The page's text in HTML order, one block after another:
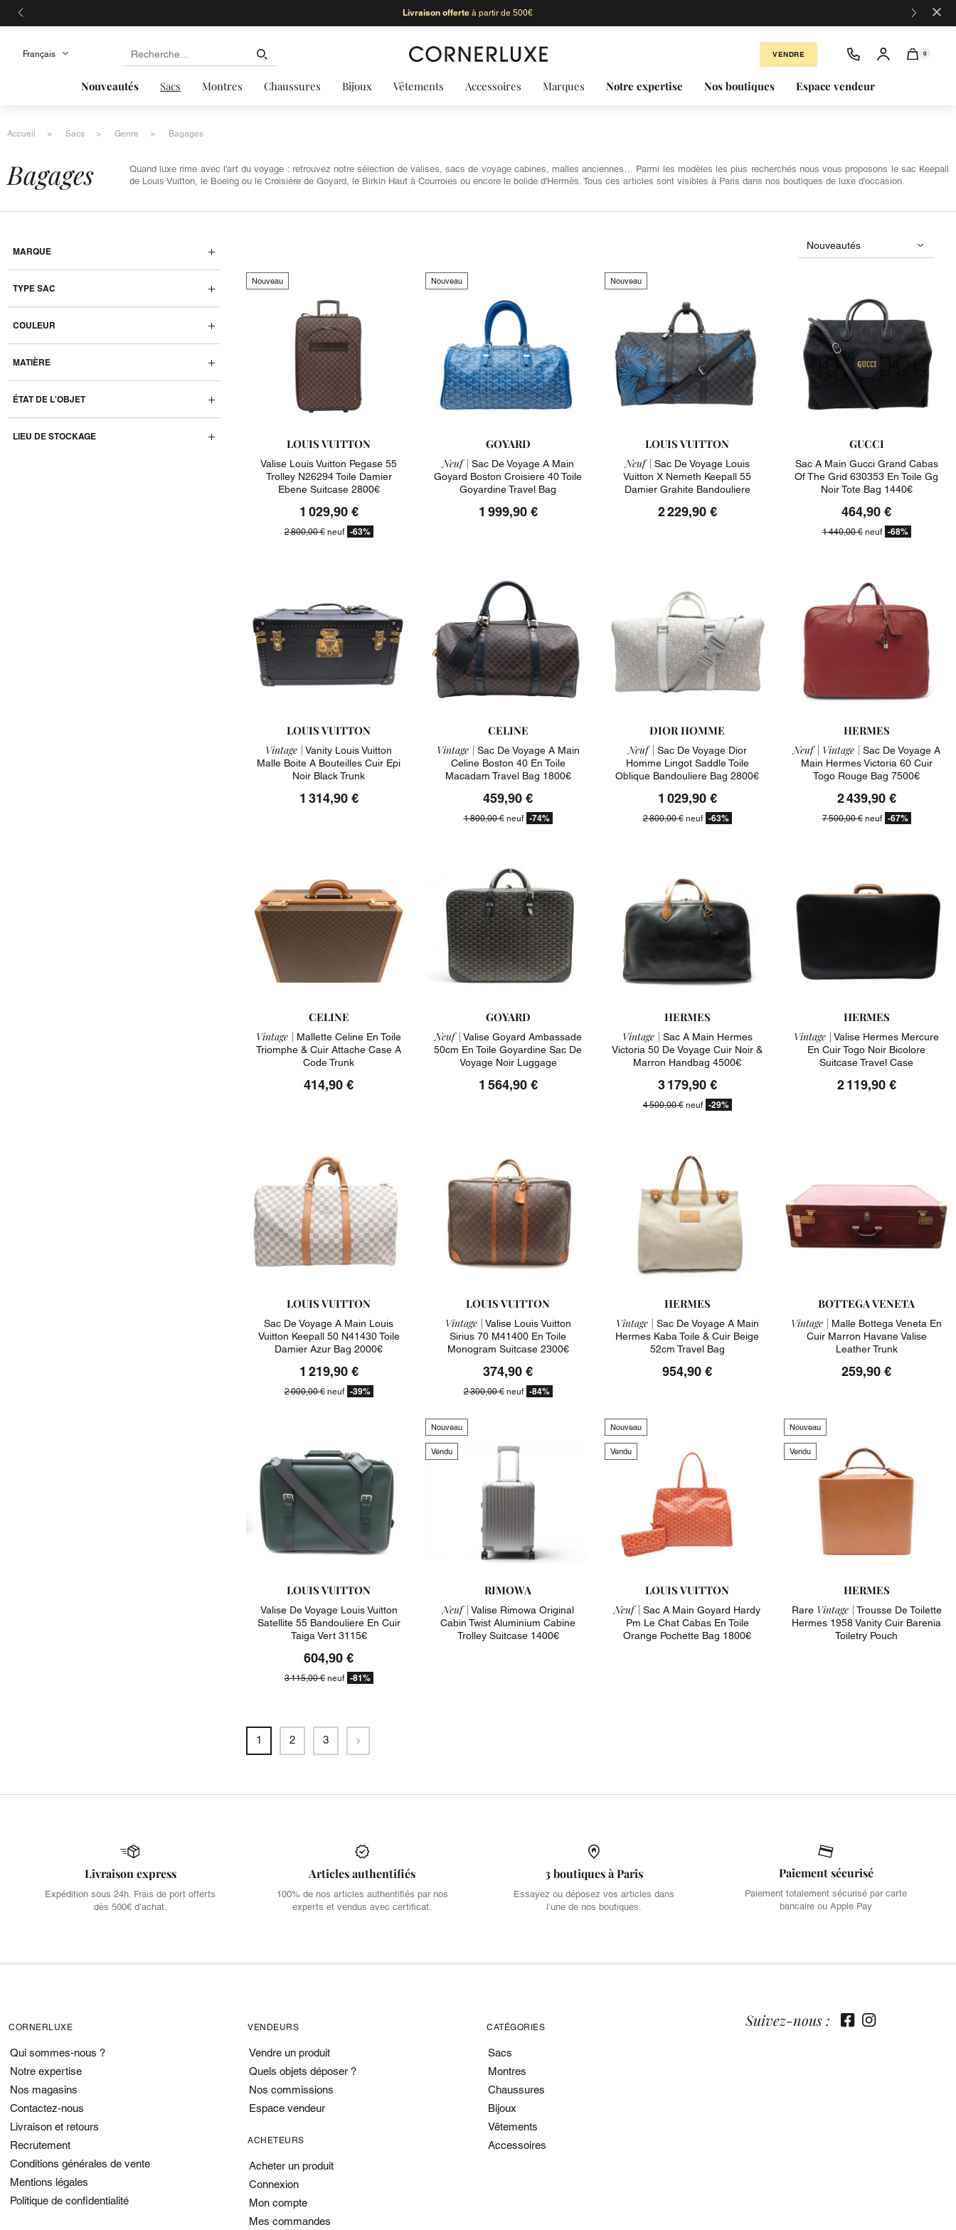
Livraison offerteà partir de 500€ ×
VENDRE 0
Nouveautés Sacs Montres Chaussures Bijoux Vêtements Accessoires Marques Notre expertise Nos boutiques Espace vendeur
Accueil Sacs Genre Bagages
bagages
Quand luxe rime avec l'art du voyage : retrouvez notre sélection de valises, sacs de voyage cabines, malles anciennes… Parmi les modèles les plus recherchés nous vous proposons le sac Keepall
de Louis Vuitton, le Boeing ou le Croisière de Goyard, le Birkin Haut à Courroies ou encore le bolide d'Hermès. Tous ces articles sont visibles à Paris dans nos boutiques de luxe d'occasion.
MARQUE
TYPE SAC
COULEUR
MATIÈRE
ÉTAT DE L'OBJET
LIEU DE STOCKAGE
Nouveau
LOUIS VUITTON
Valise Louis Vuitton Pegase 55
Trolley N26294 Toile Damier
Ebene Suitcase 2800€
1 029,90 €
2 800,00 €neuf -63%
Nouveau
GOYARD
Neuf | Sac De Voyage A Main
Goyard Boston Croisiere 40 Toile
Goyardine Travel Bag
1 999,90 €
Nouveau
LOUIS VUITTON
Neuf | Sac De Voyage Louis
Vuitton X Nemeth Keepall 55
Damier Grahite Bandouliere
2 229,90 €
GUCCI
Sac A Main Gucci Grand Cabas
Of The Grid 630353 En Toile Gg
Noir Tote Bag 1440€
464,90 €
1 440,00 €neuf -68%
LOUIS VUITTON
Vintage | Vanity Louis Vuitton
Malle Boite A Bouteilles Cuir Epi
Noir Black Trunk
1 314,90 €
CELINE
Vintage | Sac De Voyage A Main
Celine Boston 40 En Toile
Macadam Travel Bag 1800€
459,90 €
1 800,00 €neuf -74%
DIOR HOMME
Neuf | Sac De Voyage Dior
Homme Lingot Saddle Toile
Oblique Bandouliere Bag 2800€
1 029,90 €
2 800,00 €neuf -63%
HERMES
Neuf | Vintage | Sac De Voyage A
Main Hermes Victoria 60 Cuir
Togo Rouge Bag 7500€
2 439,90 €
7 500,00 €neuf -67%
CELINE
Vintage | Mallette Celine En Toile
Triomphe & Cuir Attache Case A
Code Trunk
414,90 €
GOYARD
Neuf | Valise Goyard Ambassade
50cm En Toile Goyardine Sac De
Voyage Noir Luggage
1 564,90 €
HERMES
Vintage | Sac A Main Hermes
Victoria 50 De Voyage Cuir Noir &
Marron Handbag 4500€
3 179,90 €
4 500,00 €neuf -29%
HERMES
Vintage | Valise Hermes Mercure
En Cuir Togo Noir Bicolore
Suitcase Travel Case
2 119,90 €
LOUIS VUITTON
Sac De Voyage A Main Louis
Vuitton Keepall 50 N41430 Toile
Damier Azur Bag 2000€
1 219,90 €
2 000,00 €neuf -39%
LOUIS VUITTON
Vintage | Valise Louis Vuitton
Sirius 70 M41400 En Toile
Monogram Suitcase 2300€
374,90 €
2 300,00 €neuf -84%
HERMES
Vintage | Sac De Voyage A Main
Hermes Kaba Toile & Cuir Beige
52cm Travel Bag
954,90 €
BOTTEGA VENETA
Vintage | Malle Bottega Veneta En
Cuir Marron Havane Valise
Leather Trunk
259,90 €
LOUIS VUITTON
Valise De Voyage Louis Vuitton
Satellite 55 Bandouliere En Cuir
Taiga Vert 3115€
604,90 €
3 115,00 €neuf -81%
Nouveau
Vendu
RIMOWA
Neuf | Valise Rimowa Original
Cabin Twist Aluminium Cabine
Trolley Suitcase 1400€
Nouveau
Vendu
LOUIS VUITTON
Neuf | Sac A Main Goyard Hardy
Pm Le Chat Cabas En Toile
Orange Pochette Bag 1800€
Nouveau
Vendu
HERMES
Rare Vintage | Trousse De Toilette
Hermes 1958 Vanity Cuir Barenia
Toiletry Pouch
1 2 3 Suivant
Livraison express
Expédition sous 24h. Frais de port offerts
dès 500€ d’achat.
Articles authentifiés
100% de nos articles authentifiés par nos
experts et vendus avec certificat.
3 boutiques à Paris
Essayez ou déposez vos articles dans
l’une de nos boutiques.
Paiement sécurisé
Paiement totalement sécurisé par carte
bancaire ou Apple Pay
CORNERLUXE
Qui sommes-nous ?
Notre expertise
Nos magasins
Contactez-nous
Livraison et retours
Recrutement
Conditions générales de vente
Mentions légales
Politique de confidentialité
VENDEURS
Vendre un produit
Quels objets déposer ?
Nos commissions
Espace vendeur
ACHETEURS
Acheter un produit
Connexion
Mon compte
Mes commandes
CATÉGORIES
Sacs
Montres
Chaussures
Bijoux
Vêtements
Accessoires
Suivez-nous :